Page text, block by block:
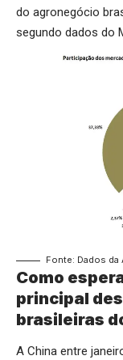
do agronegócio
segundo dados do
Fonte: Dados da
Como
principal
brasileiras
A China entre